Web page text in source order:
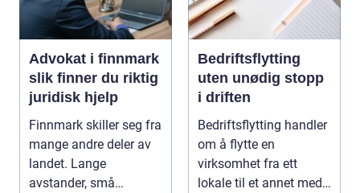
Advokat i finnmark
slik finner du riktig
juridisk hjelp
Finnmark skiller seg fra
mange andre deler av
landet. Lange
avstander, små
Bedriftsflytting
uten unødig stopp
i driften
Bedriftsflytting handler
om å flytte en
virksomhet fra ett
lokale til et annet med